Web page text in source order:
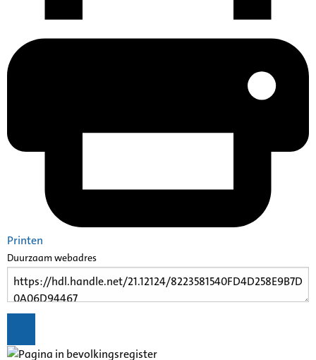
Printen
Duurzaam webadres